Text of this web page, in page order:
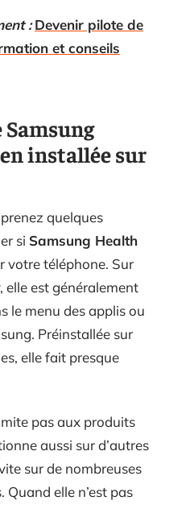
: Devenir pilote de
et conseils
installée sur
quelques
si Samsung Health
votre téléphone. Sur
elle est généralement
le menu des applis ou
Préinstallée sur
elle fait presque
pas aux produits
aussi sur d’autres
sur de nombreuses
Quand elle n’est pas